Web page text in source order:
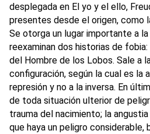
desplegada en El yo y el ello,
presentes desde el origen, como
Se otorga un lugar importante a
reexaminan dos historias de
del Hombre de los Lobos. Sale a
configuración, según la cual es la
represión y no a la inversa. En
de toda situación ulterior de
trauma del nacimiento; la
que haya un peligro considerable,